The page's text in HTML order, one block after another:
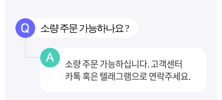
소량 주문 가능하나요 ?
소량 주문 가능하십니다. 고객센터
카톡 혹은 텔래그램으로 연락주세요.